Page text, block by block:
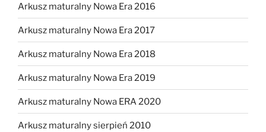
Arkusz maturalny Nowa Era 2016
Arkusz maturalny Nowa Era 2017
Arkusz maturalny Nowa Era 2018
Arkusz maturalny Nowa Era 2019
Arkusz maturalny Nowa ERA 2020
Arkusz maturalny sierpień 2010